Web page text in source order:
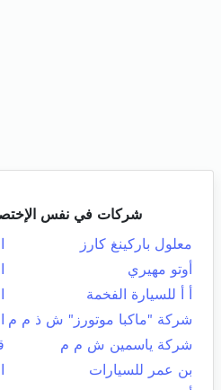
شركات في نفس
معلول باركينغ كارز
أوتو مهيري
أ أ للسيارة الفخمة
شركة "ماكبا موتورز" ش ذ م م
شركة ياسمين ش م م
بن عمر للسيارات